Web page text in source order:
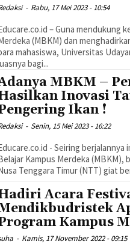
- Rabu, 17 Mei 2023 - 10:54
– Guna mendukung
(MBKM) dan
mahasiswa, Universitas
bagi...
MBKM –
Inovasi
Ikan !
- Senin, 15 Mei 2023 - 16:22
- Seiring
Kampus Merdeka
Tenggara Timur (NTT) giat
Acara
Kampus
- Kamis, 17 November 2022 - 09:15